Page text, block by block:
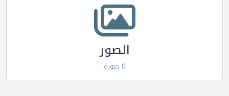
الصور
0 صورة